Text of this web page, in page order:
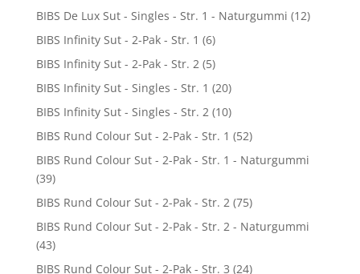
BIBS De Lux Sut - Singles - Str. 1 - Naturgummi (12)
BIBS Infinity Sut - 2-Pak - Str. 1 (6)
BIBS Infinity Sut - 2-Pak - Str. 2 (5)
BIBS Infinity Sut - Singles - Str. 1 (20)
BIBS Infinity Sut - Singles - Str. 2 (10)
BIBS Rund Colour Sut - 2-Pak - Str. 1 (52)
BIBS Rund Colour Sut - 2-Pak - Str. 1 - Naturgummi
(39)
BIBS Rund Colour Sut - 2-Pak - Str. 2 (75)
BIBS Rund Colour Sut - 2-Pak - Str. 2 - Naturgummi
(43)
BIBS Rund Colour Sut - 2-Pak - Str. 3 (24)